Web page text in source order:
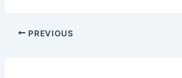
PREVIOUS